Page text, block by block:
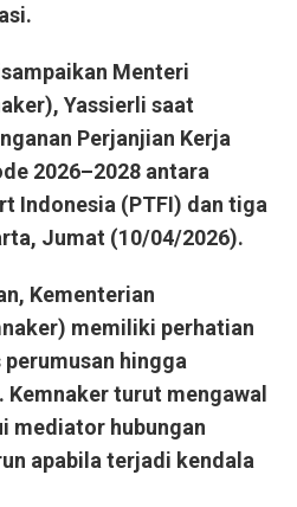
Menteri
Yassierli saat
Perjanjian Kerja
2026–2028 antara
Indonesia (PTFI) dan tiga
Jumat (10/04/2026).
Kementerian
memiliki perhatian
hingga
Kemnaker turut mengawal
mediator hubungan
apabila terjadi kendala